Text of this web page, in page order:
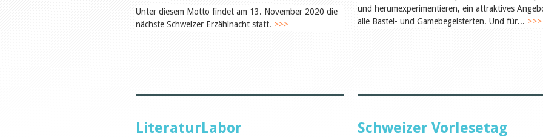
Unter diesem Motto findet am 13. November 2020 die
nächste Schweizer Erzählnacht statt. >>>
und herumexperimentieren, ein attraktives
alle Bastel- und Gamebegeisterten. Und für... >>>
LiteraturLabor Schweizer Vorlesetag